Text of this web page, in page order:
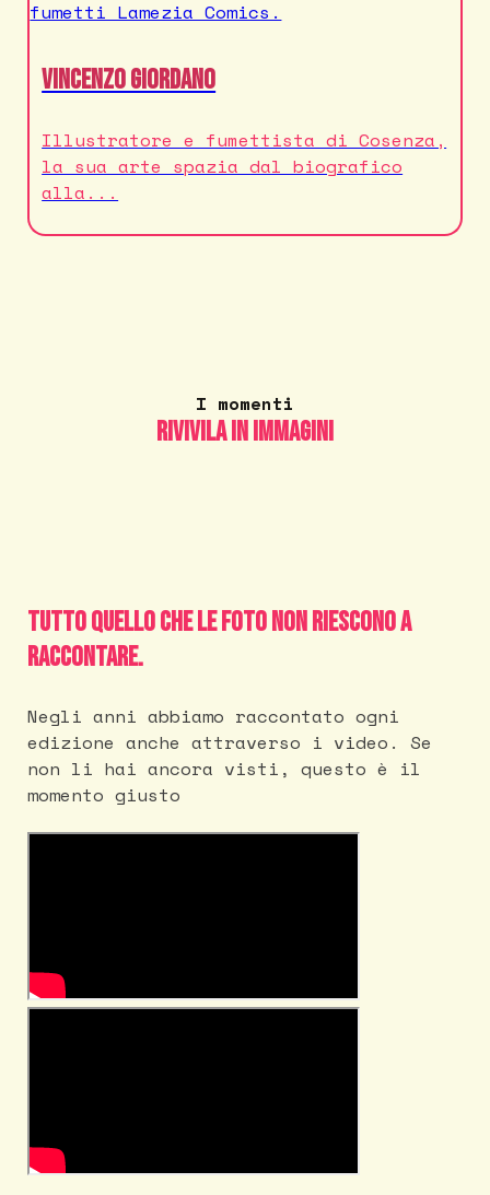
Vincenzo Giordano
Illustratore e fumettista di Cosenza,
la sua arte spazia dal biografico
alla...
I momenti
Rivivila in immagini
Tutto quello che le foto non riescono a
raccontare.
Negli anni abbiamo raccontato ogni
edizione anche attraverso i video. Se
non li hai ancora visti, questo è il
momento giusto